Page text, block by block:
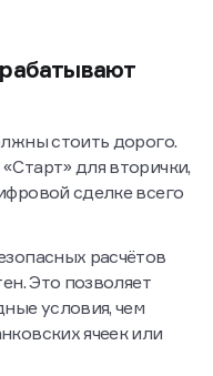
стоить дорого.
для вторички,
сделке всего
расчётов
Это позволяет
условия, чем
ячеек или